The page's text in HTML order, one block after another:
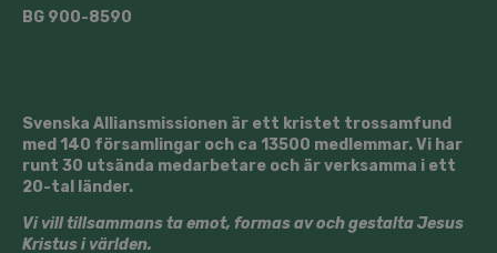
BG 900-8590
Svenska Alliansmissionen är ett kristet trossamfund
med 140 församlingar och ca 13500 medlemmar. Vi har
runt 30 utsända medarbetare och är verksamma i ett
20-tal länder.
Vi vill tillsammans ta emot, formas av och gestalta Jesus
Kristus i världen.